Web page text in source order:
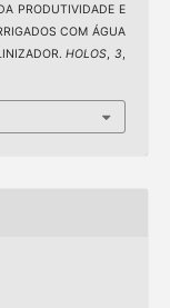
PRODUTIVIDADE E
COM ÁGUA
HOLOS,3,